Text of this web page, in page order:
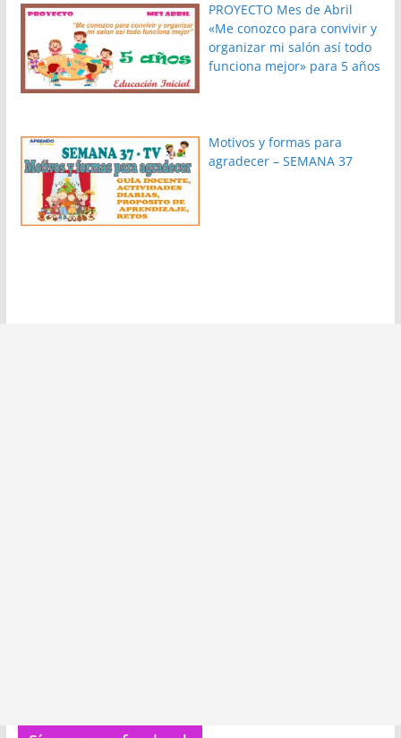
PROYECTO Mes de Abril
«Me conozco para convivir y
organizar mi salón así todo
funciona mejor» para 5 años
Motivos y formas para
agradecer – SEMANA 37